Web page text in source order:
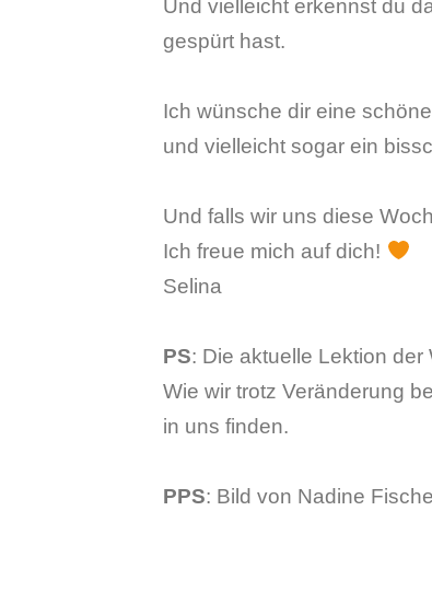
Und vielleicht erkennst du
gespürt hast.
Ich wünsche dir eine
und vielleicht sogar ein
Und falls wir uns diese
Ich freue mich auf dich!
Selina
PS: Die aktuelle Lektion
Wie wir trotz Veränderung
in uns finden.
PPS: Bild von Nadine